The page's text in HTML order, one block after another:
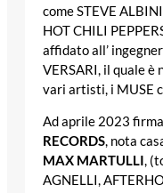
come STEVE
HOT CHILI
affidato all’
VERSARI, il quale
vari artisti, i MUSE
Ad aprile 2023
RECORDS, nota
MAX MARTULLI,
AGNELLI,